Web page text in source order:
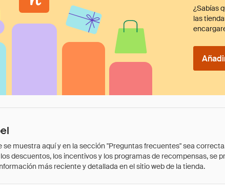
¿Sabías
las
muestra aquí y en la sección "Preguntas frecuentes" sea
descuentos, los incentivos y los programas de recompensas,
más reciente y detallada en el sitio web de la tienda.